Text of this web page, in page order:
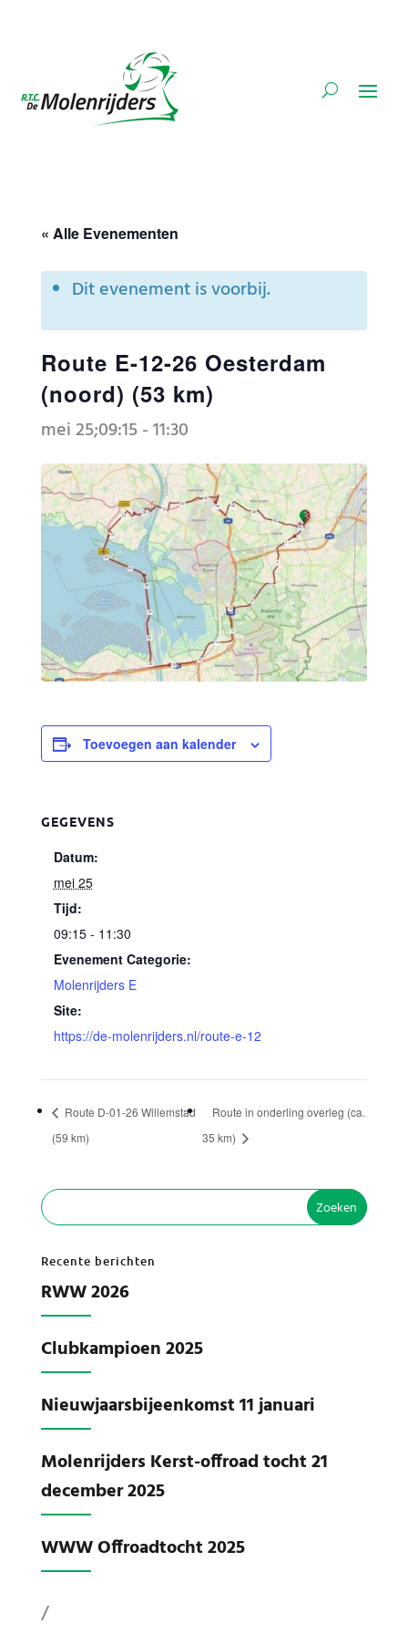
« Alle Evenementen
Dit evenement is voorbij.
Route E-12-26 Oesterdam
(noord) (53 km)
mei 25;09:15-11:30
Toevoegen aan kalender
GEGEVENS
Datum:
mei 25
Tijd:
09:15 - 11:30
Evenement Categorie:
Molenrijders E
Site:
https://de-molenrijders.nl/route-e-12
Route D-01-26 Willemstad
(59 km)
Route in onderling overleg (ca.
35 km)
Recente berichten
RWW 2026
Clubkampioen 2025
Nieuwjaarsbijeenkomst 11 januari
Molenrijders Kerst-offroad tocht 21
december 2025
WWW Offroadtocht 2025
/